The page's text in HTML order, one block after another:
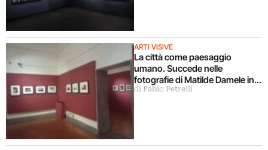
ARTI VISIVE
La città come paesaggio
umano. Succede nelle
fotografie di Matilde Damele in
mostra a Roma
di Fabio Petrelli